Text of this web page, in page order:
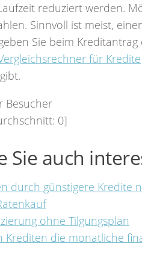
reduziert werden.
Sinnvoll ist meist,
Sie beim
für Kredite
Besucher
0]
Sie auch
durch günstigere Kredite
ohne Tilgungsplan
Krediten die monatliche